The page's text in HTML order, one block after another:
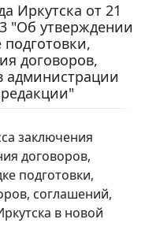
Иркутска от 21
"Об утверждении
договоров,
администрации
заключения
договоров,
подготовки,
соглашений,
в новой